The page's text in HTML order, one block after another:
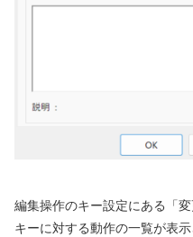
編集操作のキー設定にある「
キーに対する動作の一覧が表